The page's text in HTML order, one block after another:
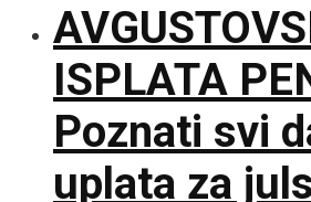
ISPLATA
Poznati svi
uplata za